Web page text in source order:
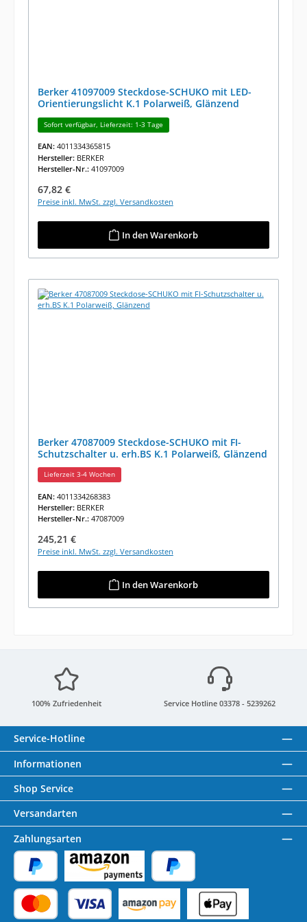
Berker 41097009 Steckdose-SCHUKO mit LED-
Orientierungslicht K.1 Polarweiß, Glänzend
Sofort verfügbar, Lieferzeit: 1-3 Tage
EAN: 4011334365815
Hersteller: BERKER
Hersteller-Nr.: 41097009
Regulärer Preis:
67,82 €
Preise inkl. MwSt. zzgl. Versandkosten
In den Warenkorb
Berker 47087009 Steckdose-SCHUKO mit FI-
Schutzschalter u. erh.BS K.1 Polarweiß, Glänzend
Lieferzeit 3-4 Wochen
EAN: 4011334268383
Hersteller: BERKER
Hersteller-Nr.: 47087009
Regulärer Preis:
245,21 €
Preise inkl. MwSt. zzgl. Versandkosten
In den Warenkorb
100% Zufriedenheit Service Hotline 03378 - 5239262
Service-Hotline
Informationen
Shop Service
Versandarten
Zahlungsarten
PayPal Amazon Pay Später Bezahlen